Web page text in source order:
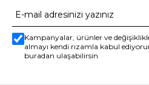
Kampanyalar, ürünler ve
almayı kendi rızamla kabul
buradan ulaşabilirsin